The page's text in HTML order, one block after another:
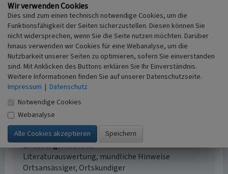
Nutzung des Bad Vilbeler Sandsteins
Schlagwörter
Kirchengebäude Sandstein Mauer
Straße / Hausnummer
Lohstraße
Ort
61118 Bad Vilbel
Fachsicht(en)
Kulturlandschaftspflege, Landeskunde
Erfassungsmaßstab
i.d.R. 1:5.000 (größer als 1:20.000)
Erfassungsmethode
Literaturauswertung, mündliche Hinweise
Ortsansässiger, Ortskundiger
Wir verwenden Cookies
Dies sind zum einen technisch notwendige Cookies, um die
Funktionsfähigkeit der Seiten sicherzustellen. Diesen können Sie
nicht widersprechen, wenn Sie die Seite nutzen möchten. Darüber
hinaus verwenden wir Cookies für eine Webanalyse, um die
Nutzbarkeit unserer Seiten zu optimieren, sofern Sie einverstanden
sind. Mit Anklicken des Buttons erklären Sie Ihr Einverständnis.
Weitere Informationen finden Sie auf unserer Datenschutzseite.
Impressum | Datenschutz
Notwendige Cookies
Webanalyse